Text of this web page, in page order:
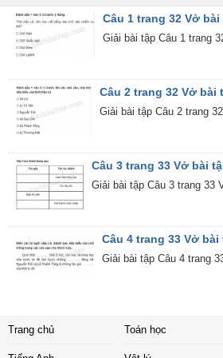
Câu 1 trang 32 Vở
Giải bài tập Câu 1 trang
Câu 2 trang 32 Vở bài
Giải bài tập Câu 2 trang
Câu 3 trang 33 Vở bài
Giải bài tập Câu 3 trang 33
Câu 4 trang 33 Vở
Giải bài tập Câu 4 trang
Trang chủ Toán học